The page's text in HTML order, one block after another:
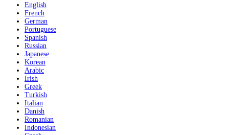
English
French
German
Portuguese
Spanish
Russian
Japanese
Korean
Arabic
Irish
Greek
Turkish
Italian
Danish
Romanian
Indonesian